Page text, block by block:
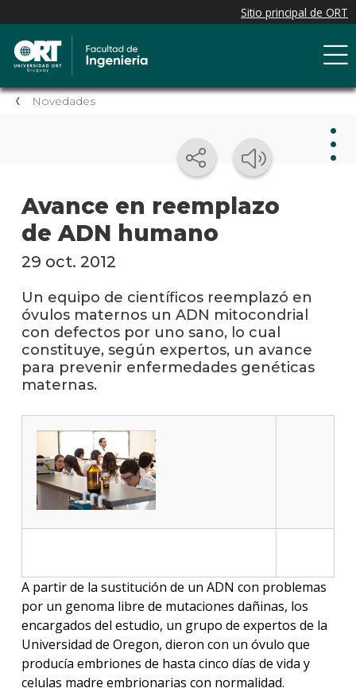
Novedades
Avance en reemplazo
de ADN humano
Blog
29 oct. 2012
Un equipo de científicos reemplazó en
óvulos maternos un ADN mitocondrial
con defectos por uno sano, lo cual
constituye, según expertos, un avance
para prevenir enfermedades genéticas
maternas.
A partir de la sustitución de un ADN con problemas
por un genoma libre de mutaciones dañinas, los
encargados del estudio, un grupo de expertos de la
Universidad de Oregon, dieron con un óvulo que
producía embriones de hasta cinco días de vida y
celulas madre embrionarias con normalidad.